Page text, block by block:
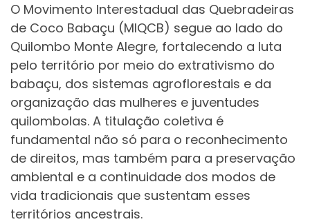
O Movimento Interestadual das Quebradeiras
de Coco Babaçu (MIQCB) segue ao lado do
Quilombo Monte Alegre, fortalecendo a luta
pelo território por meio do extrativismo do
babaçu, dos sistemas agroflorestais e da
organização das mulheres e juventudes
quilombolas. A titulação coletiva é
fundamental não só para o reconhecimento
de direitos, mas também para a preservação
ambiental e a continuidade dos modos de
vida tradicionais que sustentam esses
territórios ancestrais.